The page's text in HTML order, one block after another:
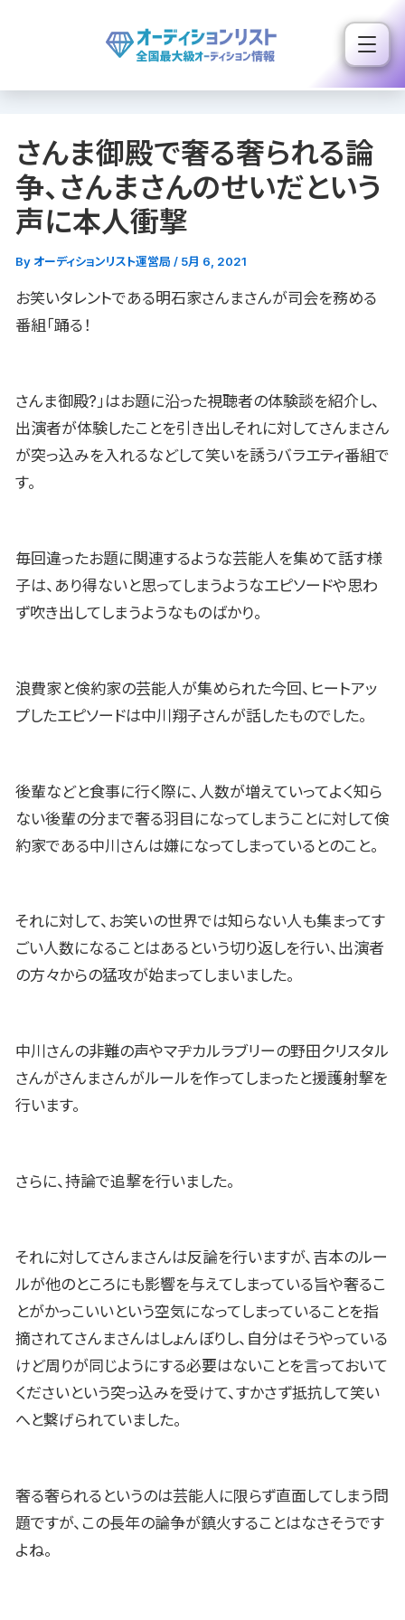
ス
さんま御殿で奢る奢られる論
争、さんまさんのせいだという
声に本人衝撃
By オーディションリスト運営局 / 5月 6, 2021
お笑いタレントである明石家さんまさんが司会を務める
番組「踊る！
さんま御殿?」はお題に沿った視聴者の体験談を紹介し、
出演者が体験したことを引き出しそれに対してさんまさん
が突っ込みを入れるなどして笑いを誘うバラエティ番組で
す。
毎回違ったお題に関連するような芸能人を集めて話す様
子は、あり得ないと思ってしまうようなエピソードや思わ
ず吹き出してしまうようなものばかり。
浪費家と倹約家の芸能人が集められた今回、ヒートアッ
プしたエピソードは中川翔子さんが話したものでした。
後輩などと食事に行く際に、人数が増えていってよく知ら
ない後輩の分まで奢る羽目になってしまうことに対して倹
約家である中川さんは嫌になってしまっているとのこと。
それに対して、お笑いの世界では知らない人も集まってす
ごい人数になることはあるという切り返しを行い、出演者
の方々からの猛攻が始まってしまいました。
中川さんの非難の声やマヂカルラブリーの野田クリスタル
さんがさんまさんがルールを作ってしまったと援護射撃を
行います。
さらに、持論で追撃を行いました。
それに対してさんまさんは反論を行いますが、吉本のルー
ルが他のところにも影響を与えてしまっている旨や奢るこ
とがかっこいいという空気になってしまっていることを指
摘されてさんまさんはしょんぼりし、自分はそうやっている
けど周りが同じようにする必要はないことを言っておいて
くださいという突っ込みを受けて、すかさず抵抗して笑い
へと繋げられていました。
奢る奢られるというのは芸能人に限らず直面してしまう問
題ですが、この長年の論争が鎮火することはなさそうです
よね。